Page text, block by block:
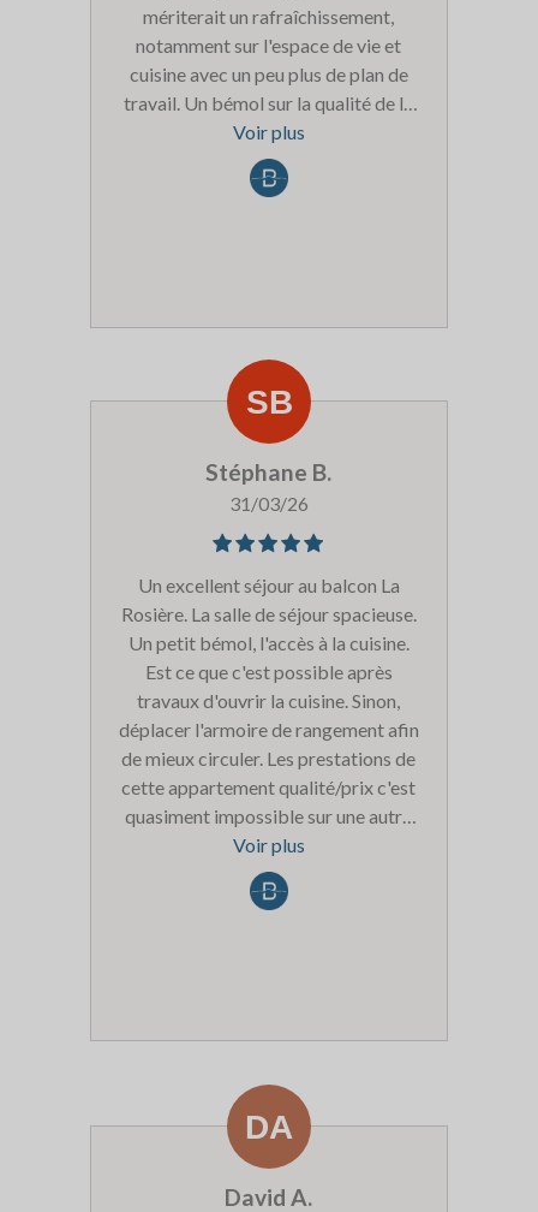
mériterait un rafraîchissement,
notamment sur l'espace de vie et
cuisine avec un peu plus de plan de
travail. Un bémol sur la qualité de la
literie : les matelas étaient bien moins
confortable que l'année dernière,
dommage de ne pas proposer un drap
Voir plus
Stéphane B.
31/03/26
Un excellent séjour au balcon La
Rosière. La salle de séjour spacieuse.
Un petit bémol, l'accès à la cuisine.
Est ce que c'est possible après
travaux d'ouvrir la cuisine. Sinon,
déplacer l'armoire de rangement afin
de mieux circuler. Les prestations de
cette appartement qualité/prix c'est
quasiment impossible sur une autre
résidence hors les balcons. Je suis
client fidèle au balcons à La Rosière
mais surtout à Val Cenis Village et
Voir plus
David A.